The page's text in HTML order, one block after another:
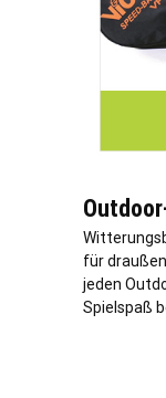
für
jeden
Spielspaß